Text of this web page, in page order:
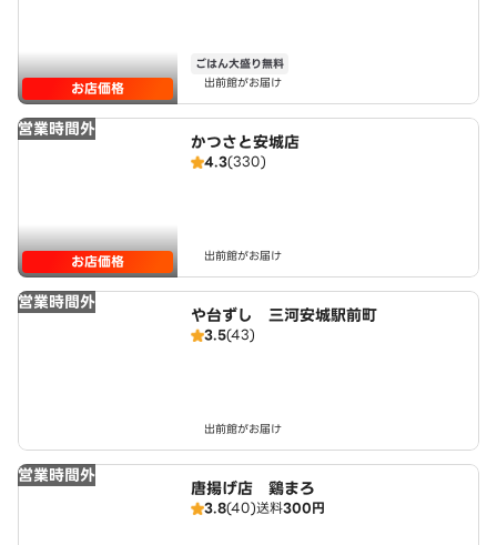
お店価格
ごはん大盛り無料
出前館がお届け
営業時間外
お店価格
かつさと安城店
4.3(330)
出前館がお届け
営業時間外
や台ずし 三河安城駅前町
3.5(43)
出前館がお届け
営業時間外
唐揚げ店 鷄まろ
3.8(40)送料300円